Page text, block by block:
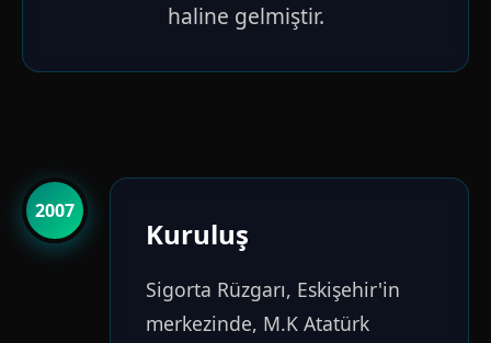
haline gelmiştir.
2007
Kuruluş
Sigorta Rüzgarı, Eskişehir'in
merkezinde, M.K Atatürk